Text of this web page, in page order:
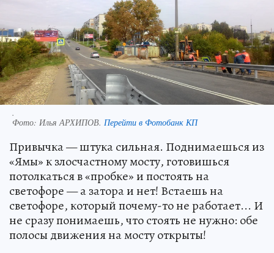
.
Фото: Илья АРХИПОВ. Перейти в Фотобанк КП
Привычка — штука сильная. Поднимаешься из
«Ямы» к злосчастному мосту, готовишься
потолкаться в «пробке» и постоять на
светофоре — а затора и нет! Встаешь на
светофоре, который почему-то не работает... И
не сразу понимаешь, что стоять не нужно: обе
полосы движения на мосту открыты!